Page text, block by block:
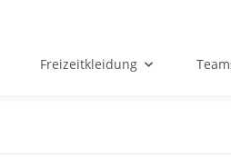
Freizeitkleidung